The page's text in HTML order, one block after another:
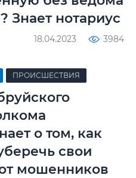
Знает нотариус
18.04.2023 3984
ПРОИСШЕСТВИЯ
о том, как
свои
мошенников